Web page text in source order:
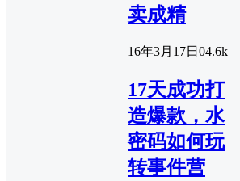
卖成精
16年3月17日 04.6k
17天成功打
造爆款，水
密码如何玩
转事件营